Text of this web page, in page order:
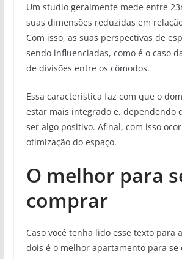
Um studio geralmente mede entre
suas dimensões reduzidas em
Com isso, as suas perspectivas de
sendo influenciadas, como é o caso
de divisões entre os cômodos.
Essa característica faz com que o
estar mais integrado e, dependendo
ser algo positivo. Afinal, com isso
otimização do espaço.
O melhor para
comprar
Caso você tenha lido esse texto para
dois é o melhor apartamento para se